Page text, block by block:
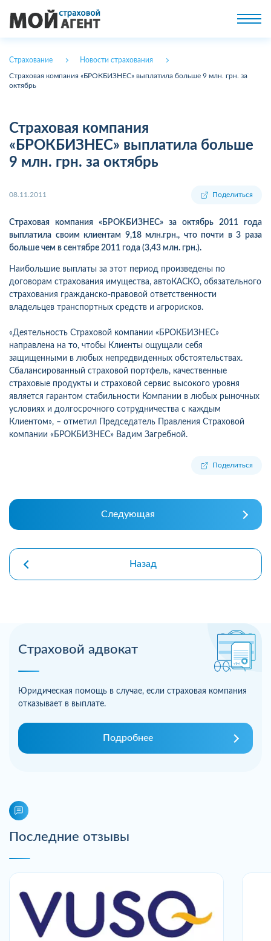
Страхование Новости страхования
Страховая компания «БРОКБИЗНЕС» выплатила больше 9 млн. грн. за
октябрь
Страховой адвокат
Юридическая помощь в случае, если страховая компания
отказывает в выплате.
Подробнее
Последние отзывы
Страховая компания
«БРОКБИЗНЕС» выплатила больше
9 млн. грн. за октябрь
08.11.2011 Поделиться
Страховая компания «БРОКБИЗНЕС» за октябрь 2011 года
выплатила своим клиентам 9,18 млн.грн., что почти в 3 раза
больше чем в сентябре 2011 года (3,43 млн. грн.).
Наибольшие выплаты за этот период произведены по
договорам страхования имущества, автоКАСКО, обязательного
страхования гражданско-правовой ответственности
владельцев транспортных средств и агрорисков.
«Деятельность Страховой компании «БРОКБИЗНЕС»
направлена на то, чтобы Клиенты ощущали себя
защищенными в любых непредвиденных обстоятельствах.
Сбалансированный страховой портфель, качественные
страховые продукты и страховой сервис высокого уровня
является гарантом стабильности Компании в любых рыночных
условиях и долгосрочного сотрудничества с каждым
Клиентом», – отметил Председатель Правления Страховой
компании «БРОКБИЗНЕС» Вадим Загребной.
Поделиться
Следующая
Назад